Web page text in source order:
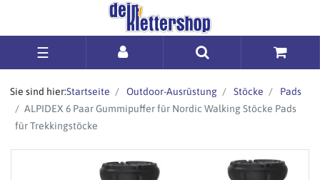
☰
Sie sind hier:Startseite Outdoor-Ausrüstung Stöcke
Pads
ALPIDEX 6 Paar Gummipuffer für Nordic Walking Stöcke Pads
für Trekkingstöcke